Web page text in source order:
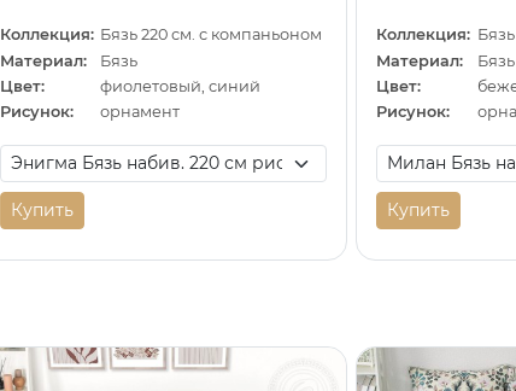
Коллекция: Бязь 220 см. с компаньоном
Материал:
Бязь
Цвет:
фиолетовый, синий
Рисунок:
орнамент
Купить
Коллекция:
Материал:
Бязь
Цвет:
Рисунок:
Купить